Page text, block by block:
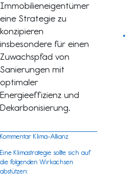
Immobilieneigentümer
eine Strategie zu
konzipieren
insbesondere für einen
Zuwachspfad von
Sanierungen mit
optimaler
Energieeffizienz und
Dekarbonisierung.
Kommentar Klima-Allianz
Eine Klimastrategie sollte sich auf
die folgenden Wirkachsen
abstützen: